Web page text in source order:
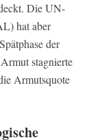
Die UN-
hat aber
der
stagnierte
Armutsquote